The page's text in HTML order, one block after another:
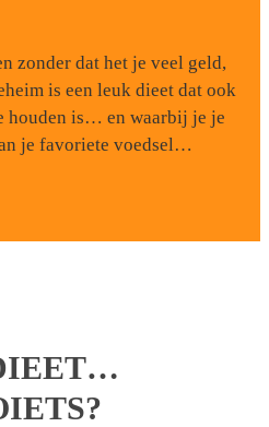
zonder dat het je veel geld,
is een leuk dieet dat ook
houden is… en waarbij je je
je favoriete voedsel…